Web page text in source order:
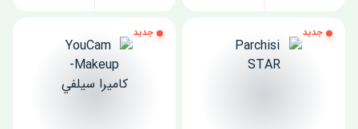
جديد جديد